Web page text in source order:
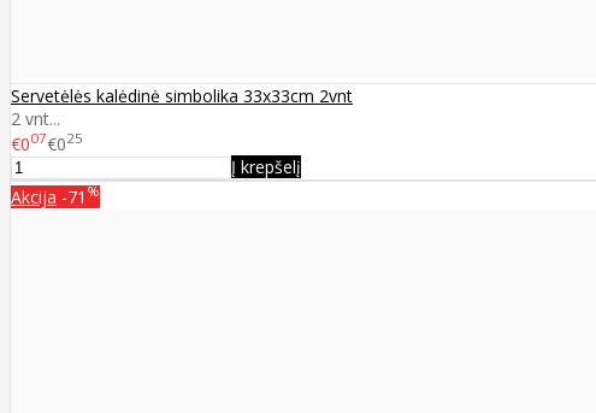
Servetėlės kalėdinė simbolika 33x33cm 2vnt
2 vnt...
€007€025
Į krepšelį
Akcija -71 %